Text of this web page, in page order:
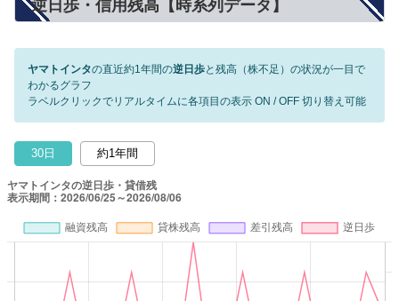
逆日歩・信用残高【時系列データ】
ヤマトインタの直近約1年間の逆日歩と残高（株不足）の状況が一目で
わかるグラフ
ラベルクリックでリアルタイムに各項目の表示 ON / OFF 切り替え可能
30日 約1年間